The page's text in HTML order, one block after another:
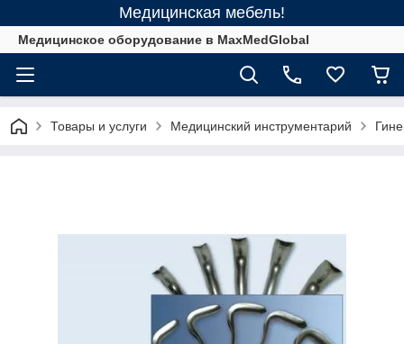
Медицинская мебель!
Медицинское оборудование в MaxMedGlobal
Товары и услуги Медицинский инструментарий